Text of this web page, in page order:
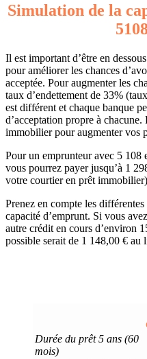
Simulation de la
Il est important d’être en
pour améliorer les chances
acceptée. Pour augmenter les
taux d’endettement de 33%
est différent et chaque banque
d’acceptation propre à
immobilier pour augmenter vos
Pour un emprunteur avec 5 108
vous pourrez payer jusqu’à 1
votre courtier en prêt
Prenez en compte les
capacité d’emprunt. Si vous
autre crédit en cours d’environ
possible serait de 1 148,00 € au
Durée du prêt 5 ans (60
mois)